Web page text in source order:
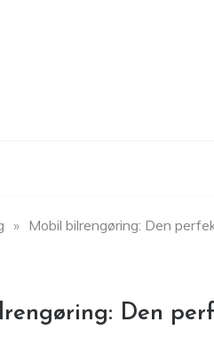
» Mobil bilrengøring: Den
Den